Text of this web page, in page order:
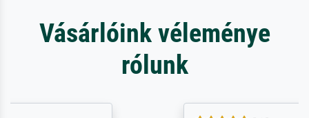
Vásárlóink véleménye
rólunk